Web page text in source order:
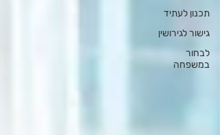
תכנון לעתיד
גישור לגירושין
לבחור
במשפחה